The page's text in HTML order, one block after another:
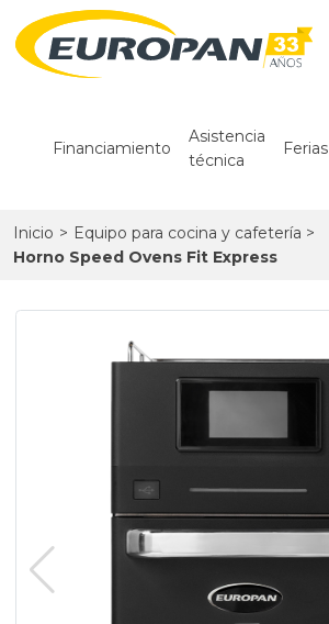
Financiamiento
Asistencia
técnica
Ferias
Inicio > Equipo para cocina y cafetería >
Horno Speed Ovens Fit Express